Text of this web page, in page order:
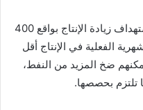
فمع تعافي الطلب عمد التكتل إلى استهداف زيادة الإنتاج بواقع 400
الفعلية في الإنتاج أقل
ضخ المزيد من النفط،
تلتزم بحصصها.